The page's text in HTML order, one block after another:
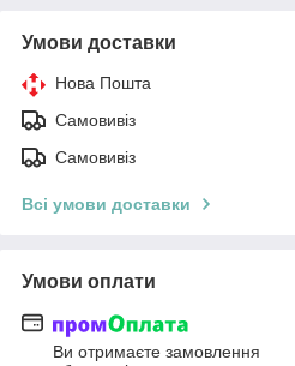
Умови доставки
Нова Пошта
Самовивіз
Самовивіз
Всі умови доставки
Умови оплати
Ви отримаєте замовлення